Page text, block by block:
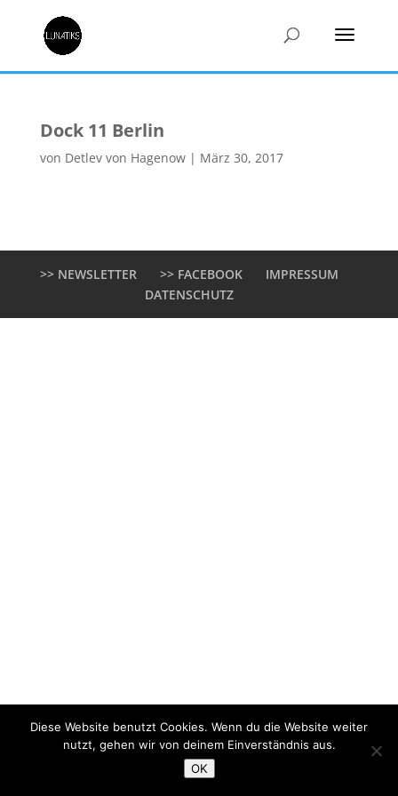
Dock 11 Berlin
von Detlev von Hagenow| März 30, 2017
>> NEWSLETTER >> FACEBOOK
IMPRESSUM
DATENSCHUTZ
Diese Website benutzt Cookies. Wenn du die Website weiter
nutzt, gehen wir von deinem Einverständnis aus.
OK